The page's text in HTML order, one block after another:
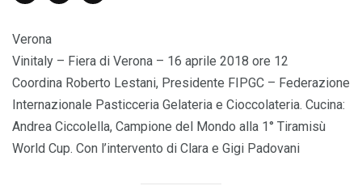
Verona
Vinitaly – Fiera di Verona – 16 aprile 2018 ore 12
Coordina Roberto Lestani, Presidente FIPGC – Federazione
Internazionale Pasticceria Gelateria e Cioccolateria. Cucina:
Andrea Ciccolella, Campione del Mondo alla 1° Tiramisù
World Cup. Con l’intervento di Clara e Gigi Padovani